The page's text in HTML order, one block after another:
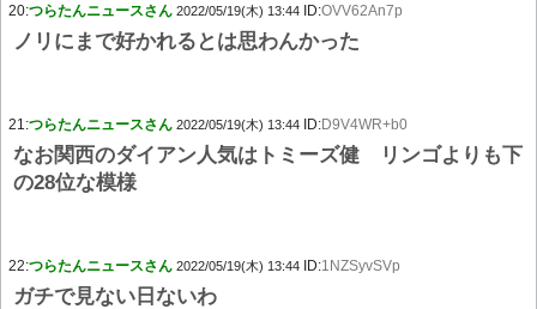
20:つらたんニュースさん 2022/05/19(木) 13:44 ID:OVV62An7p
ノリにまで好かれるとは思わんかった
21:つらたんニュースさん 2022/05/19(木) 13:44 ID:D9V4WR+b0
なお関西のダイアン人気はトミーズ健 リンゴよりも下
の28位な模様
22:つらたんニュースさん 2022/05/19(木) 13:44 ID:1NZSyvSVp
ガチで見ない日ないわ